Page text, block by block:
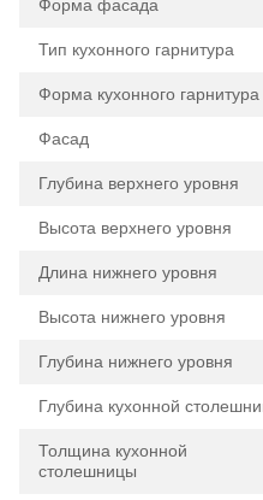
Форма фасада
Тип кухонного гарнитура
Форма кухонного гарнитура
Фасад
Глубина верхнего уровня
Высота верхнего уровня
Длина нижнего уровня
Высота нижнего уровня
Глубина нижнего уровня
Глубина кухонной
Толщина кухонной
столешницы